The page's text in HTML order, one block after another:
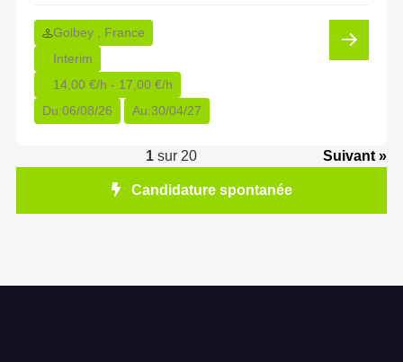
Golbey , France
Interim
14,00 €/h - 17,00 €/h
Du:06/08/26 Au:30/04/27
1 sur 20 Suivant »
Candidature spontanée